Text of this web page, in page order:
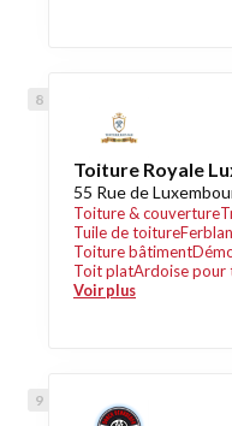
Toiture Royale
55 Rue de
Toiture & couverture
Tuile de toiture
Toiture bâtiment
Toit platArdoise pour
Voir plus